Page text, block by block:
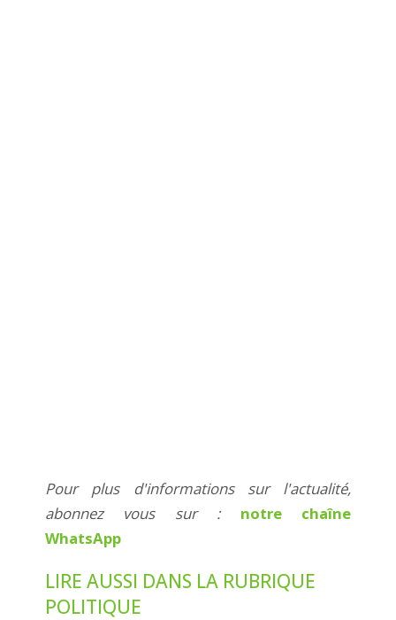
Pour plus d'informations sur l'actualité,
abonnez vous sur : notre chaîne
WhatsApp
LIRE AUSSI DANS LA RUBRIQUE
POLITIQUE